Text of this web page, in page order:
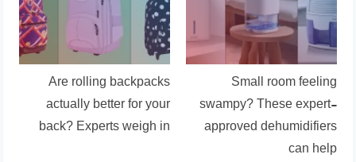
Small room feeling
swampy? These expert-
approved dehumidifiers
can help
Are rolling backpacks
actually better for your
back? Experts weigh in